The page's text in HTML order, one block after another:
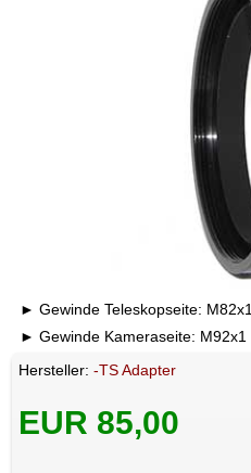
Gewinde Teleskopseite:
Gewinde Kameraseite:
Hersteller:-TS Adapter
EUR 85,00